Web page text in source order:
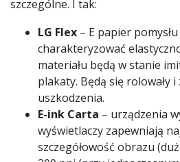
szczególne. I tak:
LG Flex – E papier
charakteryzować
materiału będą w stanie
plakaty. Będą się rolowały i
uszkodzenia.
E-ink Carta – urządzenia
wyświetlaczy zapewniają
szczegółowość obrazu